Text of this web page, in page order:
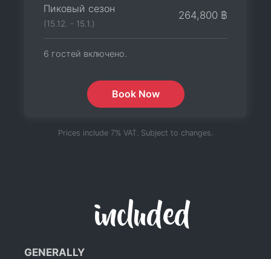
Пиковый сезон
(15.12. - 15.1.)
264,800 ฿
6 гостей включено.
Book Now
Prices include 7% VAT. Subject to changes.
included
GENERALLY